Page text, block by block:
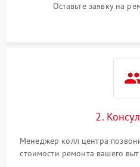
Оставьте заявку на
2.
Менеджер колл центра
стоимости ремонта вашего